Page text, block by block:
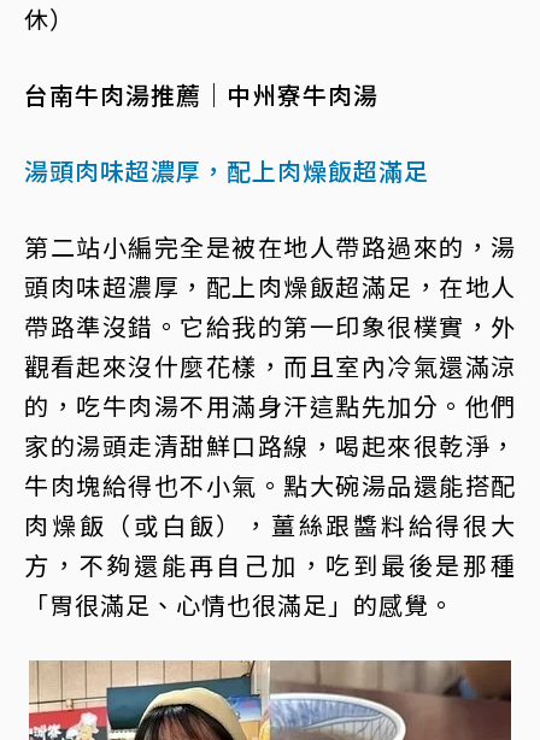
休）
台南牛肉湯推薦｜中州寮牛肉湯
湯頭肉味超濃厚，配上肉燥飯超滿足
第二站小編完全是被在地人帶路過來的，湯
頭肉味超濃厚，配上肉燥飯超滿足，在地人
帶路準沒錯。它給我的第一印象很樸實，外
觀看起來沒什麼花樣，而且室內冷氣還滿涼
的，吃牛肉湯不用滿身汗這點先加分。他們
家的湯頭走清甜鮮口路線，喝起來很乾淨，
牛肉塊給得也不小氣。點大碗湯品還能搭配
肉燥飯（或白飯），薑絲跟醬料給得很大
方，不夠還能再自己加，吃到最後是那種
「胃很滿足、心情也很滿足」的感覺。